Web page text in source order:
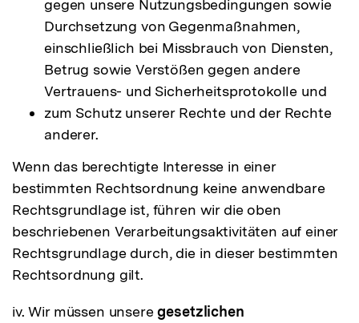
gegen unsere Nutzungsbedingungen sowie
Durchsetzung von Gegenmaßnahmen,
einschließlich bei Missbrauch von Diensten,
Betrug sowie Verstößen gegen andere
Vertrauens- und Sicherheitsprotokolle und
zum Schutz unserer Rechte und der Rechte
anderer.
Wenn das berechtigte Interesse in einer
bestimmten Rechtsordnung keine anwendbare
Rechtsgrundlage ist, führen wir die oben
beschriebenen Verarbeitungsaktivitäten auf einer
Rechtsgrundlage durch, die in dieser bestimmten
Rechtsordnung gilt.
iv. Wir müssen unseregesetzlichen